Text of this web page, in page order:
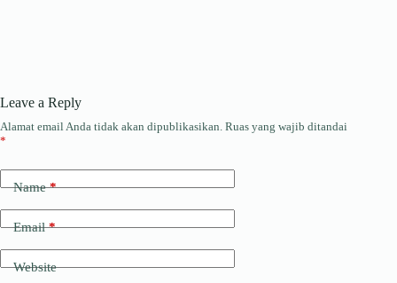
Leave a Reply
Alamat email Anda tidak akan dipublikasikan. Ruas yang wajib ditandai
*
Name*
Email*
Website